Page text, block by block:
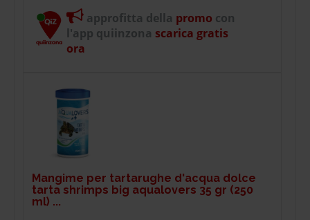
approfitta della promo con
l'app quiinzona scarica gratis
ora
Mangime per tartarughe d'acqua dolce
tarta shrimps big aqualovers 35 gr (250
ml) ...